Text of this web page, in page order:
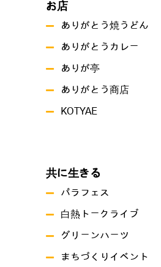
お店
ありがとう焼うどん
ありがとうカレー
ありが亭
ありがとう商店
KOTYAE
共に生きる
パラフェス
白熱トークライブ
グリーンハーツ
まちづくりイベント